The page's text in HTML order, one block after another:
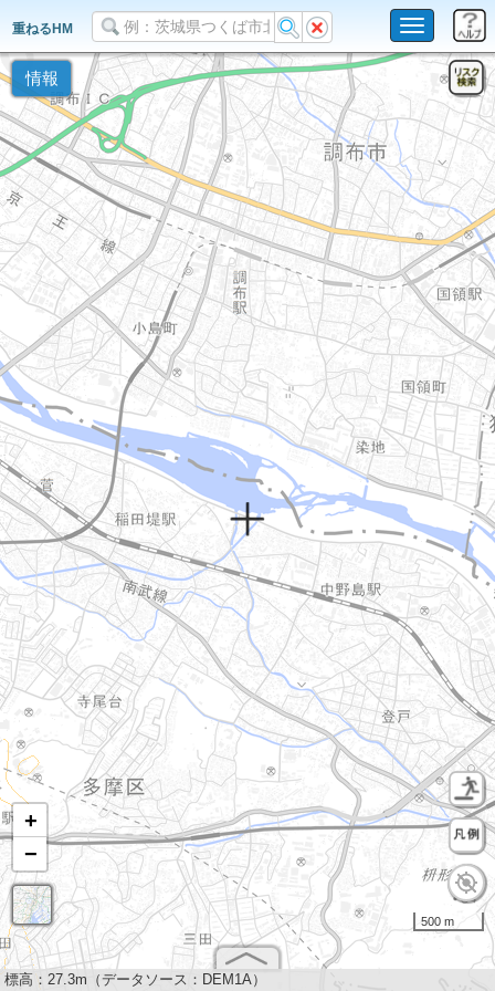
Toggle
navigation
重ねるHM
情報
+
−
500 m
標高： 27.3m（データソース：DEM1A）